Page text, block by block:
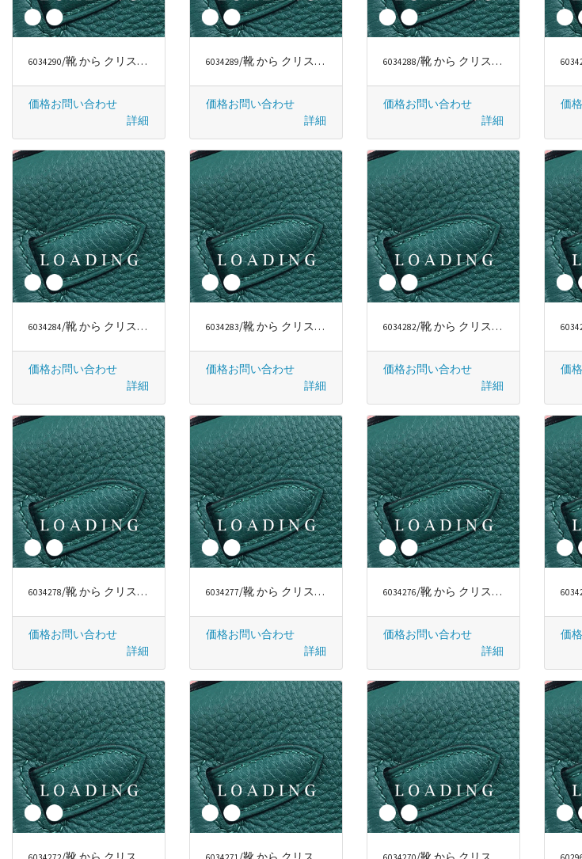
6034290/靴 から クリスチャンルブタン/CHRISTIAN LOUBOUTIN
価格お問い合わせ
詳細
6034289/靴 から クリスチャンルブタン/CHRISTIAN LOUBOUTIN
価格お問い合わせ
詳細
6034288/靴 から クリスチャンルブタン/CHRISTIAN LOUBOUTIN
価格お問い合わせ
詳細
価
6034284/靴 から クリスチャンルブタン/CHRISTIAN LOUBOUTIN
価格お問い合わせ
詳細
6034283/靴 から クリスチャンルブタン/CHRISTIAN LOUBOUTIN
価格お問い合わせ
詳細
6034282/靴 から クリスチャンルブタン/CHRISTIAN LOUBOUTIN
価格お問い合わせ
詳細
価
6034278/靴 から クリスチャンルブタン/CHRISTIAN LOUBOUTIN
価格お問い合わせ
詳細
6034277/靴 から クリスチャンルブタン/CHRISTIAN LOUBOUTIN
価格お問い合わせ
詳細
6034276/靴 から クリスチャンルブタン/CHRISTIAN LOUBOUTIN
価格お問い合わせ
詳細
価